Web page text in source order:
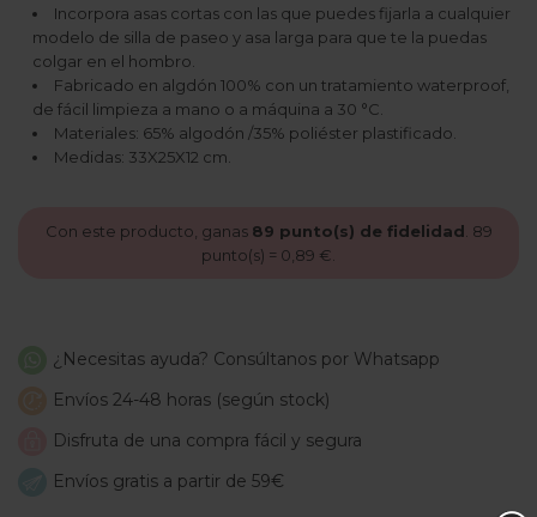
Incorpora asas cortas con las que puedes fijarla a cualquier
modelo de silla de paseo y asa larga para que te la puedas
colgar en el hombro.
Fabricado en algdón 100% con un tratamiento waterproof,
de fácil limpieza a mano o a máquina a 30 °C.
Materiales: 65% algodón /35% poliéster plastificado.
Medidas: 33X25X12 cm.
Con este producto, ganas 89 punto(s) de fidelidad 89
punto(s) = 0,89 €
¿Necesitas ayuda? Consúltanos por Whatsapp
Envíos 24-48 horas (según stock)
Disfruta de una compra fácil y segura
Envíos gratis a partir de 59€